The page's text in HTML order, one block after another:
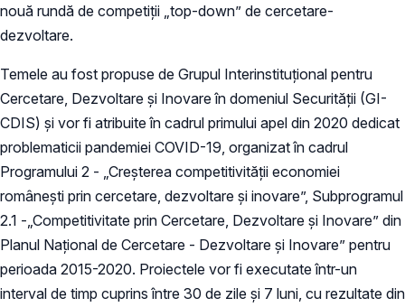
nouă rundă de competiții „top-down” de cercetare-
dezvoltare.
Temele au fost propuse de Grupul Interinstituțional pentru
Cercetare, Dezvoltare şi Inovare în domeniul Securității (GI-
CDIS) şi vor fi atribuite în cadrul primului apel din 2020 dedicat
problematicii pandemiei COVID-19, organizat în cadrul
Programului 2 - „Creșterea competitivității economiei
românești prin cercetare, dezvoltare şi inovare”, Subprogramul
2.1 -„Competitivitate prin Cercetare, Dezvoltare şi Inovare” din
Planul Național de Cercetare - Dezvoltare și Inovare” pentru
perioada 2015-2020. Proiectele vor fi executate într-un
interval de timp cuprins între 30 de zile şi 7 luni, cu rezultate din